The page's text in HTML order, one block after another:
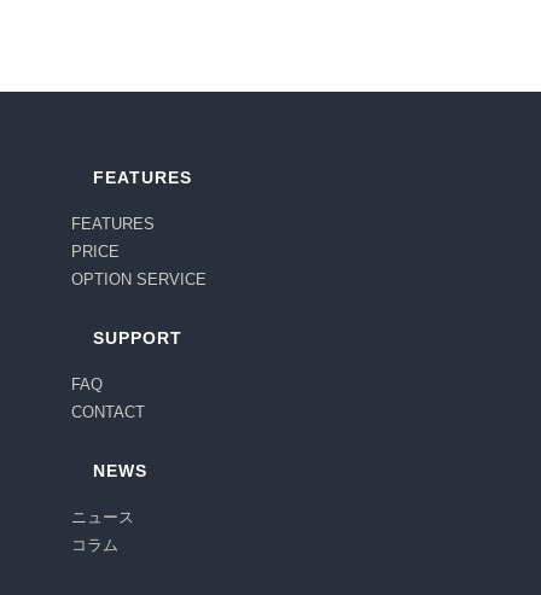
FEATURES
FEATURES
PRICE
OPTION SERVICE
SUPPORT
FAQ
CONTACT
NEWS
ニュース
コラム